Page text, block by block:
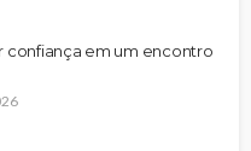
confiança em um encontro